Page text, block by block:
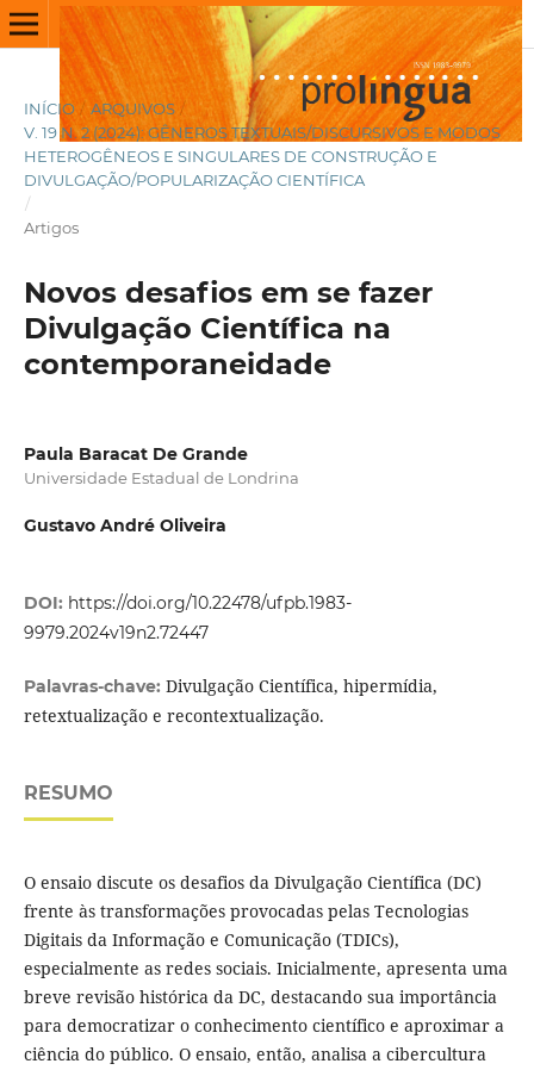
INÍCIO / ARQUIVOS /
V. 19 N. 2 (2024): GÊNEROS TEXTUAIS/DISCURSIVOS E MODOS
HETEROGÊNEOS E SINGULARES DE CONSTRUÇÃO E
DIVULGAÇÃO/POPULARIZAÇÃO CIENTÍFICA
/
Artigos
Novos desafios em se fazer
Divulgação Científica na
contemporaneidade
Paula Baracat De Grande
Universidade Estadual de Londrina
Gustavo André Oliveira
DOI: https://doi.org/10.22478/ufpb.1983-
9979.2024v19n2.72447
Palavras-chave: Divulgação Científica, hipermídia,
retextualização e recontextualização.
RESUMO
O ensaio discute os desafios da Divulgação Científica (DC)
frente às transformações provocadas pelas Tecnologias
Digitais da Informação e Comunicação (TDICs),
especialmente as redes sociais. Inicialmente, apresenta uma
breve revisão histórica da DC, destacando sua importância
para democratizar o conhecimento científico e aproximar a
ciência do público. O ensaio, então, analisa a cibercultura